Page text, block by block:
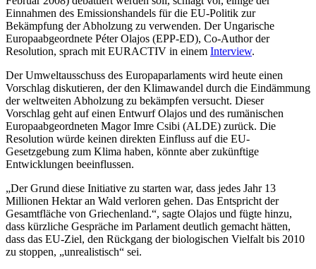
Einnahmen des Emissionshandels für die EU-Politik zur
Bekämpfung der Abholzung zu verwenden. Der Ungarische
Europaabgeordnete Péter Olajos (EPP-ED), Co-Author der
Resolution, sprach mit EURACTIV in einem Interview.
Der Umweltausschuss des Europaparlaments wird heute einen
Vorschlag diskutieren, der den Klimawandel durch die Eindämmung
der weltweiten Abholzung zu bekämpfen versucht. Dieser
Vorschlag geht auf einen Entwurf Olajos und des rumänischen
Europaabgeordneten Magor Imre Csibi (ALDE) zurück. Die
Resolution würde keinen direkten Einfluss auf die EU-
Gesetzgebung zum Klima haben, könnte aber zukünftige
Entwicklungen beeinflussen.
„Der Grund diese Initiative zu starten war, dass jedes Jahr 13
Millionen Hektar an Wald verloren gehen. Das Entspricht der
Gesamtfläche von Griechenland.“, sagte Olajos und fügte hinzu,
dass kürzliche Gespräche im Parlament deutlich gemacht hätten,
dass das EU-Ziel, den Rückgang der biologischen Vielfalt bis 2010
zu stoppen, „unrealistisch“ sei.